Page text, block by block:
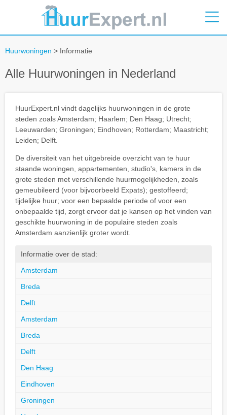
Huurwoningen > Informatie
Alle Huurwoningen in Nederland
HuurExpert.nl vindt dagelijks huurwoningen in de grote
steden zoals Amsterdam; Haarlem; Den Haag; Utrecht;
Leeuwarden; Groningen; Eindhoven; Rotterdam; Maastricht;
Leiden; Delft.
De diversiteit van het uitgebreide overzicht van te huur
staande woningen, appartementen, studio's, kamers in de
grote steden met verschillende huurmogelijkheden, zoals
gemeubileerd (voor bijvoorbeeld Expats); gestoffeerd;
tijdelijke huur; voor een bepaalde periode of voor een
onbepaalde tijd, zorgt ervoor dat je kansen op het vinden van
geschikte huurwoning in de populaire steden zoals
Amsterdam aanzienlijk groter wordt.
Informatie over de stad:
Amsterdam
Breda
Delft
Amsterdam
Breda
Delft
Den Haag
Eindhoven
Groningen